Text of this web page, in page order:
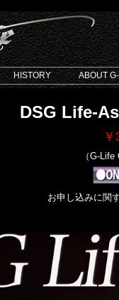
HISTORY ABOUT
DSG Life-
（G-
お申し込みに関